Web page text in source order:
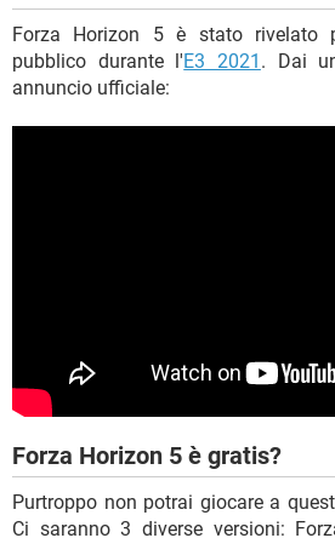
Forza Horizon 5 è stato
pubblico durante l'E3 2021 . Dai
annuncio ufficiale:
Forza Horizon 5 è gratis?
Purtroppo non potrai giocare a
Ci saranno 3 diverse versioni: